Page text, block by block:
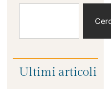
Ultimi articoli